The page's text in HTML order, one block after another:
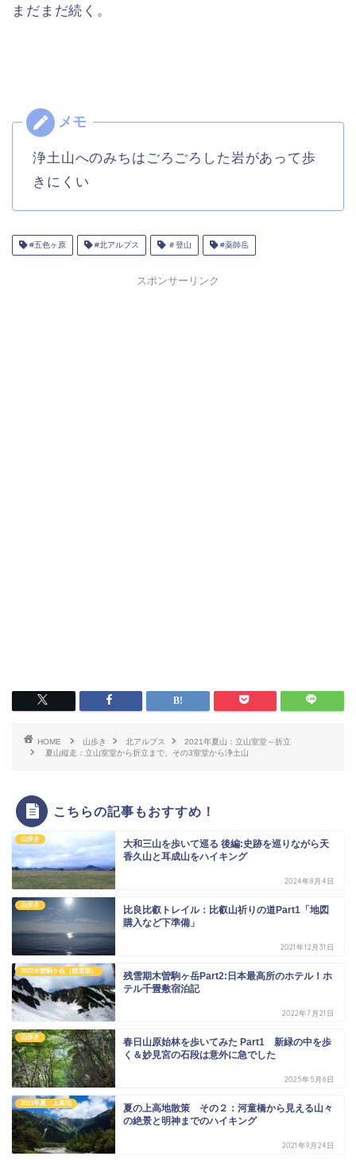
まだまだ続く。
浄土山へのみちはごろごろした岩があって歩
きにくい
#五色ヶ原 #北アルプス ＃登山 #薬師岳
スポンサーリンク
HOME 山歩き 北アルプス
2021年夏山：立山室堂～折立
夏山縦走：立山室堂から折立まで、その3室堂から浄土山
こちらの記事もおすすめ！
山歩き
大和三山を歩いて巡る 後編:史跡を巡りながら天
香久山と耳成山をハイキング
2024年8月4日
山歩き
比良比叡トレイル：比叡山祈りの道Part1「地図
購入など下準備」
2021年12月31日
2022木曽駒ケ岳（残雪期）
残雪期木曽駒ヶ岳Part2:日本最高所のホテル！ホ
テル千畳敷宿泊記
2022年7月21日
山歩き
春日山原始林を歩いてみた Part1 新緑の中を歩
く＆妙見宮の石段は意外に急でした
2025年5月6日
2021年夏：上高地
夏の上高地散策 その２：河童橋から見える山々
の絶景と明神までのハイキング
2021年9月24日